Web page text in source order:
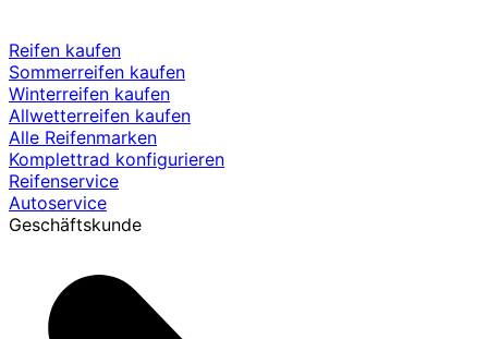
Reifen kaufen
Sommerreifen kaufen
Winterreifen kaufen
Allwetterreifen kaufen
Alle Reifenmarken
Komplettrad konfigurieren
Reifenservice
Autoservice
Geschäftskunde